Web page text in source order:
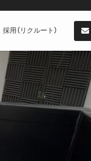
採用（リクルート）